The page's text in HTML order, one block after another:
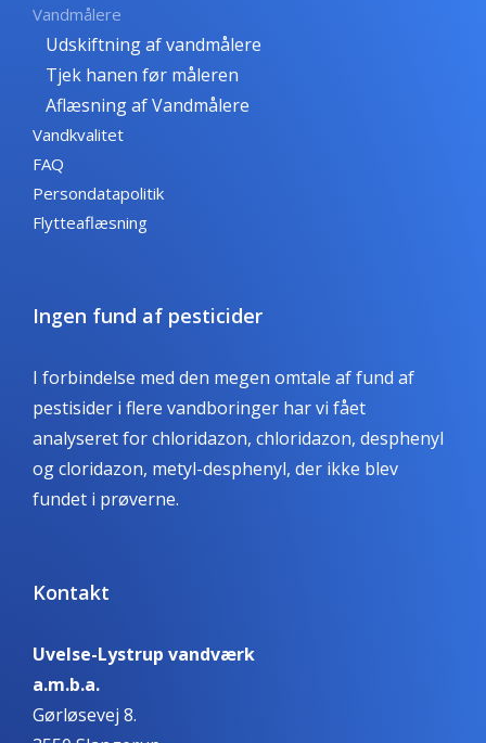
Vandmålere
Udskiftning af vandmålere
Tjek hanen før måleren
Aflæsning af Vandmålere
Vandkvalitet
FAQ
Persondatapolitik
Flytteaflæsning
Ingen fund af pesticider
I forbindelse med den megen omtale af fund af
pestisider i flere vandboringer har vi fået
analyseret for chloridazon, chloridazon, desphenyl
og cloridazon, metyl-desphenyl, der ikke blev
fundet i prøverne.
Kontakt
Uvelse-Lystrup vandværk
a.m.b.a.
Gørløsevej 8.